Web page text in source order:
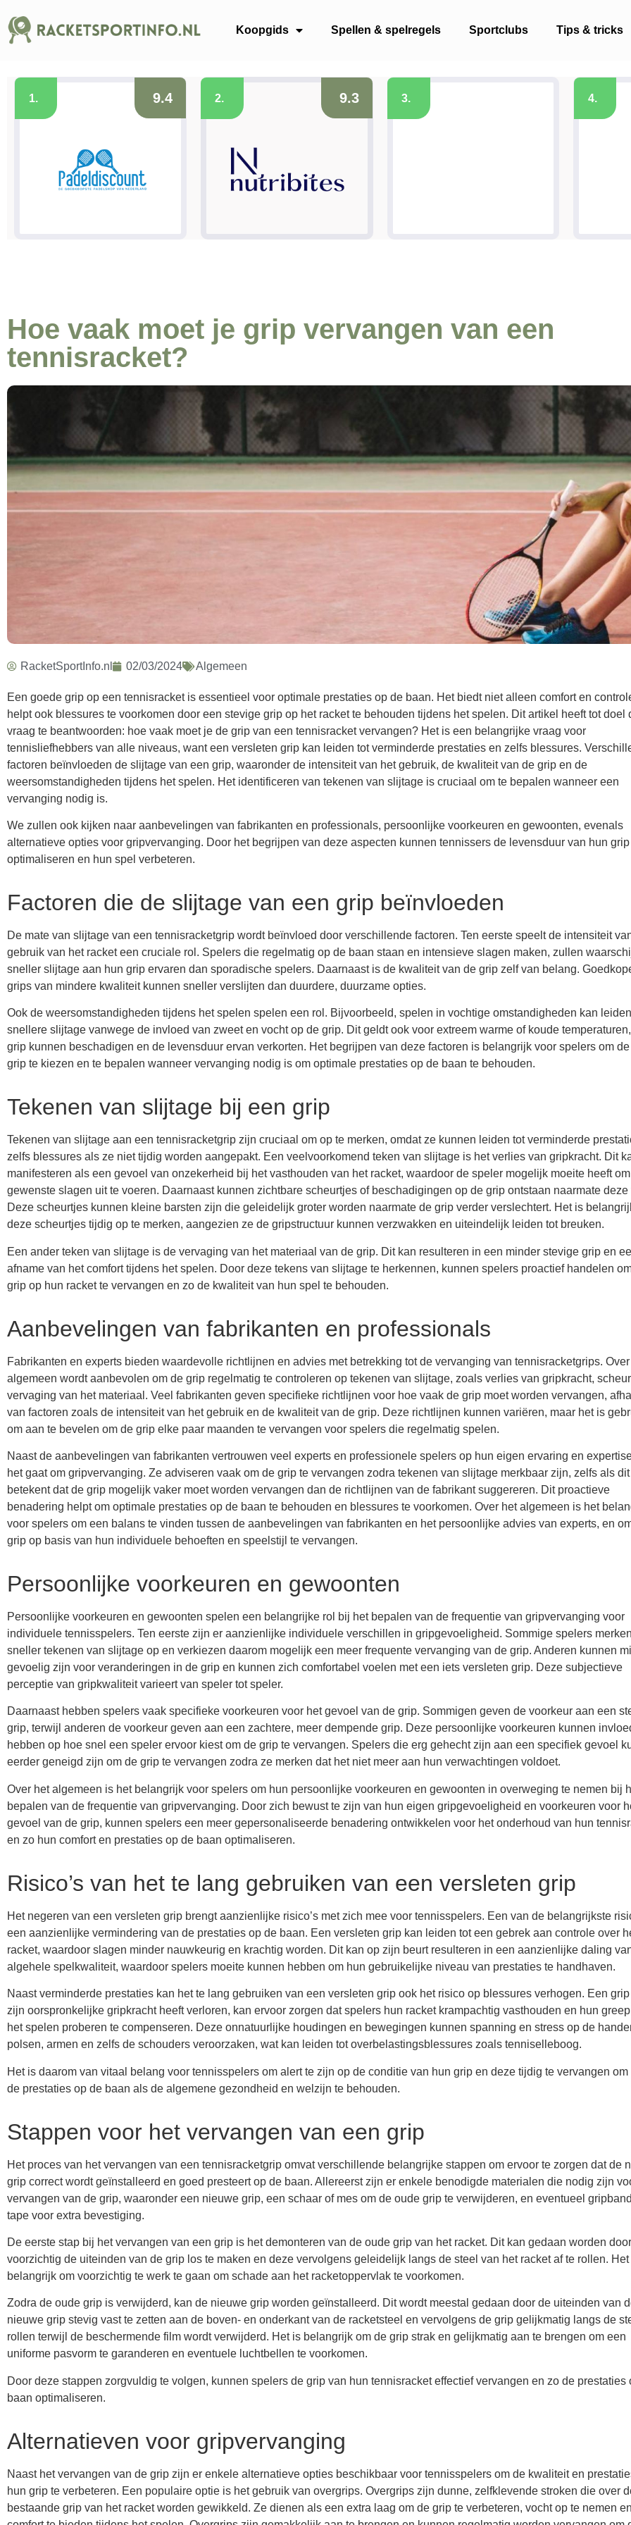
Koopgids Spellen & spelregels Sportclubs Tips & tricks
1. 9.4 2. 9.3 3. 4.
Hoe vaak moet je grip vervangen van een
tennisracket?
RacketSportInfo.nl 02/03/2024 Algemeen
Een goede grip op een tennisracket is essentieel voor optimale prestaties op de baan. Het biedt niet alleen comfort en
helpt ook blessures te voorkomen door een stevige grip op het racket te behouden tijdens het spelen. Dit artikel heeft tot doel
vraag te beantwoorden: hoe vaak moet je de grip van een tennisracket vervangen? Het is een belangrijke vraag voor
tennisliefhebbers van alle niveaus, want een versleten grip kan leiden tot verminderde prestaties en zelfs blessures.
factoren beïnvloeden de slijtage van een grip, waaronder de intensiteit van het gebruik, de kwaliteit van de grip en de
weersomstandigheden tijdens het spelen. Het identificeren van tekenen van slijtage is cruciaal om te bepalen wanneer een
vervanging nodig is.
We zullen ook kijken naar aanbevelingen van fabrikanten en professionals, persoonlijke voorkeuren en gewoonten, evenals
alternatieve opties voor gripvervanging. Door het begrijpen van deze aspecten kunnen tennissers de levensduur van hun grip
optimaliseren en hun spel verbeteren.
Factoren die de slijtage van een grip beïnvloeden
De mate van slijtage van een tennisracketgrip wordt beïnvloed door verschillende factoren. Ten eerste speelt de intensiteit
gebruik van het racket een cruciale rol. Spelers die regelmatig op de baan staan en intensieve slagen maken, zullen
sneller slijtage aan hun grip ervaren dan sporadische spelers. Daarnaast is de kwaliteit van de grip zelf van belang.
grips van mindere kwaliteit kunnen sneller verslijten dan duurdere, duurzame opties.
Ook de weersomstandigheden tijdens het spelen spelen een rol. Bijvoorbeeld, spelen in vochtige omstandigheden kan
snellere slijtage vanwege de invloed van zweet en vocht op de grip. Dit geldt ook voor extreem warme of koude
grip kunnen beschadigen en de levensduur ervan verkorten. Het begrijpen van deze factoren is belangrijk voor spelers om
grip te kiezen en te bepalen wanneer vervanging nodig is om optimale prestaties op de baan te behouden.
Tekenen van slijtage bij een grip
Tekenen van slijtage aan een tennisracketgrip zijn cruciaal om op te merken, omdat ze kunnen leiden tot verminderde
zelfs blessures als ze niet tijdig worden aangepakt. Een veelvoorkomend teken van slijtage is het verlies van gripkracht. Dit
manifesteren als een gevoel van onzekerheid bij het vasthouden van het racket, waardoor de speler mogelijk moeite heeft
gewenste slagen uit te voeren. Daarnaast kunnen zichtbare scheurtjes of beschadigingen op de grip ontstaan naarmate deze
Deze scheurtjes kunnen kleine barsten zijn die geleidelijk groter worden naarmate de grip verder verslechtert. Het is
deze scheurtjes tijdig op te merken, aangezien ze de gripstructuur kunnen verzwakken en uiteindelijk leiden tot breuken.
Een ander teken van slijtage is de vervaging van het materiaal van de grip. Dit kan resulteren in een minder stevige grip en
afname van het comfort tijdens het spelen. Door deze tekens van slijtage te herkennen, kunnen spelers proactief handelen
grip op hun racket te vervangen en zo de kwaliteit van hun spel te behouden.
Aanbevelingen van fabrikanten en professionals
Fabrikanten en experts bieden waardevolle richtlijnen en advies met betrekking tot de vervanging van tennisracketgrips.
algemeen wordt aanbevolen om de grip regelmatig te controleren op tekenen van slijtage, zoals verlies van gripkracht,
vervaging van het materiaal. Veel fabrikanten geven specifieke richtlijnen voor hoe vaak de grip moet worden vervangen,
van factoren zoals de intensiteit van het gebruik en de kwaliteit van de grip. Deze richtlijnen kunnen variëren, maar het is
om aan te bevelen om de grip elke paar maanden te vervangen voor spelers die regelmatig spelen.
Naast de aanbevelingen van fabrikanten vertrouwen veel experts en professionele spelers op hun eigen ervaring en
het gaat om gripvervanging. Ze adviseren vaak om de grip te vervangen zodra tekenen van slijtage merkbaar zijn, zelfs als dit
betekent dat de grip mogelijk vaker moet worden vervangen dan de richtlijnen van de fabrikant suggereren. Dit proactieve
benadering helpt om optimale prestaties op de baan te behouden en blessures te voorkomen. Over het algemeen is het
voor spelers om een ​​balans te vinden tussen de aanbevelingen van fabrikanten en het persoonlijke advies van experts, en
grip op basis van hun individuele behoeften en speelstijl te vervangen.
Persoonlijke voorkeuren en gewoonten
Persoonlijke voorkeuren en gewoonten spelen een belangrijke rol bij het bepalen van de frequentie van gripvervanging voor
individuele tennisspelers. Ten eerste zijn er aanzienlijke individuele verschillen in gripgevoeligheid. Sommige spelers merken
sneller tekenen van slijtage op en verkiezen daarom mogelijk een meer frequente vervanging van de grip. Anderen kunnen
gevoelig zijn voor veranderingen in de grip en kunnen zich comfortabel voelen met een iets versleten grip. Deze subjectieve
perceptie van gripkwaliteit varieert van speler tot speler.
Daarnaast hebben spelers vaak specifieke voorkeuren voor het gevoel van de grip. Sommigen geven de voorkeur aan een
grip, terwijl anderen de voorkeur geven aan een zachtere, meer dempende grip. Deze persoonlijke voorkeuren kunnen
hebben op hoe snel een speler ervoor kiest om de grip te vervangen. Spelers die erg gehecht zijn aan een specifiek gevoel
eerder geneigd zijn om de grip te vervangen zodra ze merken dat het niet meer aan hun verwachtingen voldoet.
Over het algemeen is het belangrijk voor spelers om hun persoonlijke voorkeuren en gewoonten in overweging te nemen bij
bepalen van de frequentie van gripvervanging. Door zich bewust te zijn van hun eigen gripgevoeligheid en voorkeuren voor
gevoel van de grip, kunnen spelers een meer gepersonaliseerde benadering ontwikkelen voor het onderhoud van hun
en zo hun comfort en prestaties op de baan optimaliseren.
Risico’s van het te lang gebruiken van een versleten grip
Het negeren van een versleten grip brengt aanzienlijke risico’s met zich mee voor tennisspelers. Een van de belangrijkste
een aanzienlijke vermindering van de prestaties op de baan. Een versleten grip kan leiden tot een gebrek aan controle over
racket, waardoor slagen minder nauwkeurig en krachtig worden. Dit kan op zijn beurt resulteren in een aanzienlijke daling
algehele spelkwaliteit, waardoor spelers moeite kunnen hebben om hun gebruikelijke niveau van prestaties te handhaven.
Naast verminderde prestaties kan het te lang gebruiken van een versleten grip ook het risico op blessures verhogen. Een
zijn oorspronkelijke gripkracht heeft verloren, kan ervoor zorgen dat spelers hun racket krampachtig vasthouden en hun
het spelen proberen te compenseren. Deze onnatuurlijke houdingen en bewegingen kunnen spanning en stress op de
polsen, armen en zelfs de schouders veroorzaken, wat kan leiden tot overbelastingsblessures zoals tenniselleboog.
Het is daarom van vitaal belang voor tennisspelers om alert te zijn op de conditie van hun grip en deze tijdig te vervangen om
de prestaties op de baan als de algemene gezondheid en welzijn te behouden.
Stappen voor het vervangen van een grip
Het proces van het vervangen van een tennisracketgrip omvat verschillende belangrijke stappen om ervoor te zorgen dat de
grip correct wordt geïnstalleerd en goed presteert op de baan. Allereerst zijn er enkele benodigde materialen die nodig zijn
vervangen van de grip, waaronder een nieuwe grip, een schaar of mes om de oude grip te verwijderen, en eventueel
tape voor extra bevestiging.
De eerste stap bij het vervangen van een grip is het demonteren van de oude grip van het racket. Dit kan gedaan worden door
voorzichtig de uiteinden van de grip los te maken en deze vervolgens geleidelijk langs de steel van het racket af te rollen. Het
belangrijk om voorzichtig te werk te gaan om schade aan het racketoppervlak te voorkomen.
Zodra de oude grip is verwijderd, kan de nieuwe grip worden geïnstalleerd. Dit wordt meestal gedaan door de uiteinden van
nieuwe grip stevig vast te zetten aan de boven- en onderkant van de racketsteel en vervolgens de grip gelijkmatig langs de
rollen terwijl de beschermende film wordt verwijderd. Het is belangrijk om de grip strak en gelijkmatig aan te brengen om een ​​
uniforme pasvorm te garanderen en eventuele luchtbellen te voorkomen.
Door deze stappen zorgvuldig te volgen, kunnen spelers de grip van hun tennisracket effectief vervangen en zo de prestaties
baan optimaliseren.
Alternatieven voor gripvervanging
Naast het vervangen van de grip zijn er enkele alternatieve opties beschikbaar voor tennisspelers om de kwaliteit en
hun grip te verbeteren. Een populaire optie is het gebruik van overgrips. Overgrips zijn dunne, zelfklevende stroken die over
bestaande grip van het racket worden gewikkeld. Ze dienen als een extra laag om de grip te verbeteren, vocht op te nemen